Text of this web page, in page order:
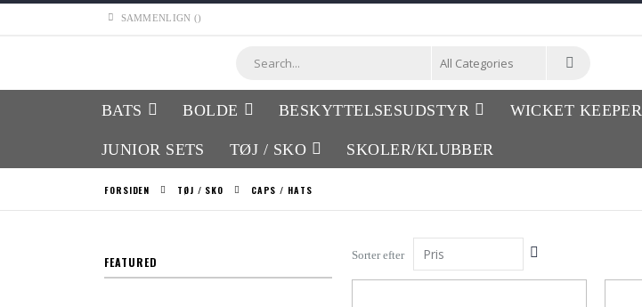
SkipSAMMENLIGN ()
BATS BOLDE BESKYTTELSESUDSTYR WICKET KEEPER
JUNIOR SETS TØJ / SKO SKOLER/KLUBBER
FORSIDEN TØJ / SKO CAPS / HATS
Sorter efter
FEATURED